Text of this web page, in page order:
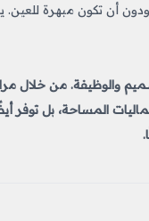
أن تكون مبهرة
والوظيفة. من خلال
المساحة، بل توفر